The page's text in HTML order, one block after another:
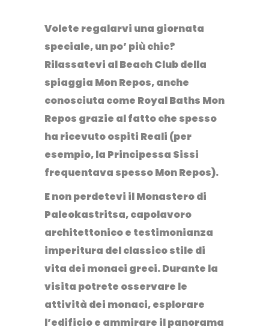
Volete regalarvi una giornata
speciale, un po’ più chic?
Rilassatevi al Beach Club della
spiaggia Mon Repos, anche
conosciuta come Royal Baths Mon
Repos grazie al fatto che spesso
ha ricevuto ospiti Reali (per
esempio, la Principessa Sissi
frequentava spesso Mon Repos).
E non perdetevi ilMonastero di
Paleokastritsa, capolavoro
architettonico e testimonianza
imperitura del classico stile di
vita dei monaci greci. Durante la
visita potrete osservare le
attività dei monaci, esplorare
l’edificio e ammirare il panorama